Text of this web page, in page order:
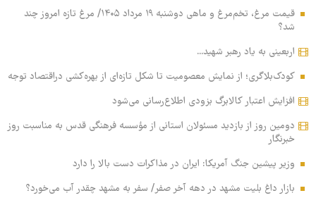
قیمت مرغ، تخم‌مرغ و ماهی دوشنبه ۱۹ مرداد ۱۴۰۵/ مرغ تازه امروز چند
شد؟
اربعینی به یاد رهبر شهید...
کودک‌بلاگری؛ از نمایش معصومیت تا شکل تازه‌ای از بهره‌کشی دراقتصاد توجه
افزایش اعتبار کالابرگ بزودی اطلاع‌رسانی می‌شود
دومین روز از بازدید مسئولان استانی از مؤسسه فرهنگی قدس به مناسبت روز
خبرنگار
وزیر پیشین جنگ آمریکا: ایران در مذاکرات دست بالا را دارد
بازار داغ بلیت مشهد در دهه آخر صفر/ سفر به مشهد چقدر آب می‌خورد؟